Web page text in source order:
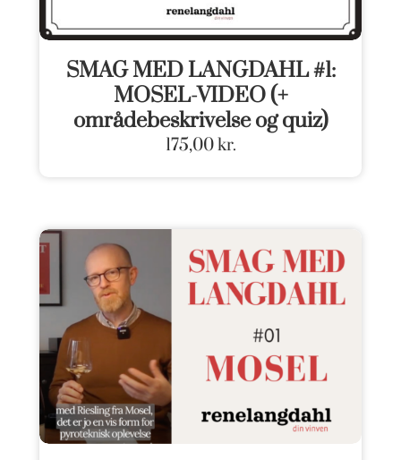
SMAG MED LANGDAHL #1:
MOSEL-VIDEO (+
områdebeskrivelse og quiz)
175,00kr.